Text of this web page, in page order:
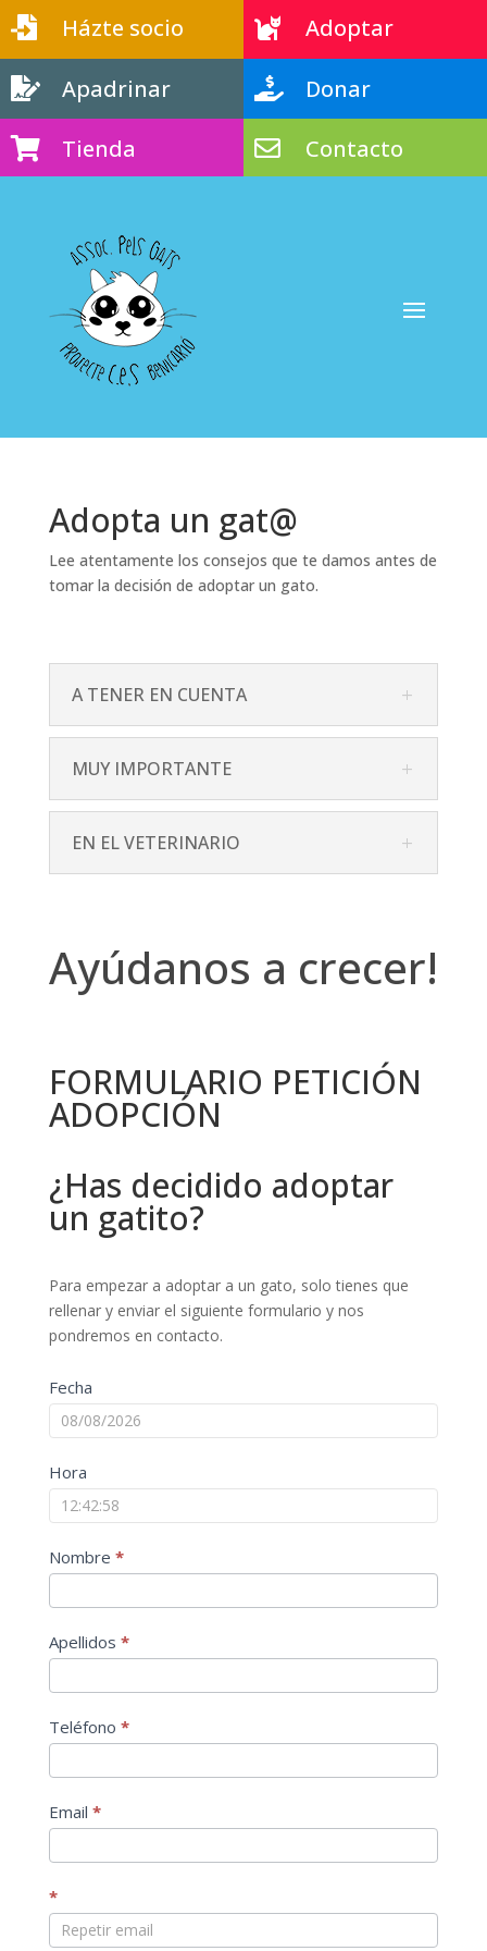
 Házte socio  Adoptar
 Apadrinar  Donar
 Tienda  Contacto
Adopta un gat@
Lee atentamente los consejos que te damos antes de
tomar la decisión de adoptar un gato.
A TENER EN CUENTA
MUY IMPORTANTE
EN EL VETERINARIO
Ayúdanos
a
crecer!
Ayúdanos a crecer!
FORMULARIO PETICIÓN
ADOPCIÓN
¿Has decidido adoptar
un gatito?
Para empezar a adoptar a un gato, solo tienes que
rellenar y enviar el siguiente formulario y nos
pondremos en contacto.
Fecha
Hora
Nombre *
Apellidos *
Teléfono *
Email *
*